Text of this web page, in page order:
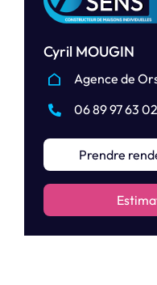
Cyril MOUGIN
Agence de
06 89 97 63 02
Prendre